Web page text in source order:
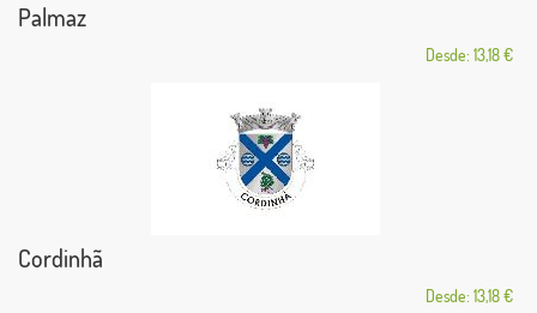
Palmaz
Desde: 13,18 €
Cordinhã
Desde: 13,18 €